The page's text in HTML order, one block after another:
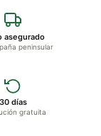
asegurado
peninsular
30 días
gratuita